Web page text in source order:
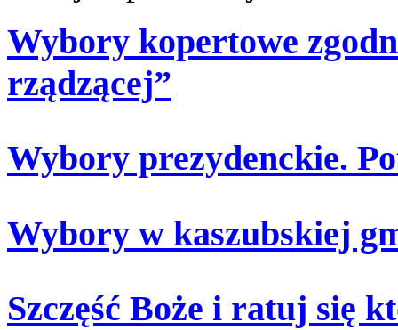
Wybory kopertowe
rządzącej”
Wybory prezydenckie.
Wybory w kaszubskiej
Szczęść Boże i ratuj się